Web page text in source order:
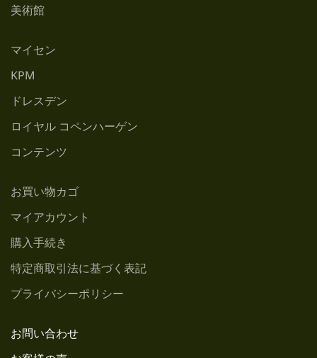
美術館
マイセン
KPM
ドレスデン
ロイヤル コペンハーゲン
コンテンツ
お買い物カゴ
マイアカウント
購入手続き
特定商取引法に基づく表記
プライバシーポリシー
お問い合わせ